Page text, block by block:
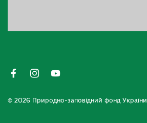
© 2026 Природно-заповідний фонд України